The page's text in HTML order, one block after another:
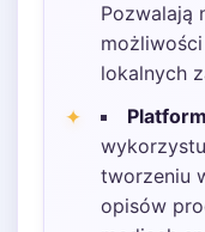
Pozwalają
lokalnych
tworzeniu
opisów